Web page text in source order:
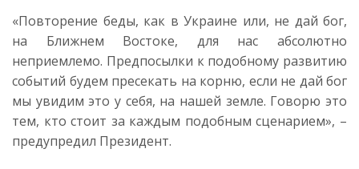
«Повторение беды, как в Украине или, не дай бог,
на Ближнем Востоке, для нас абсолютно
неприемлемо. Предпосылки к подобному развитию
событий будем пресекать на корню, если не дай бог
мы увидим это у себя, на нашей земле. Говорю это
тем, кто стоит за каждым подобным сценарием», –
предупредил Президент.